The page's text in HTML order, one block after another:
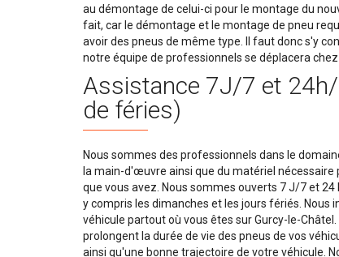
au démontage de celui-ci pour le montage du
fait, car le démontage et le montage de pneu
avoir des pneus de même type. Il faut donc s'y
notre équipe de professionnels se déplacera
Assistance 7J/7 et
de féries)
Nous sommes des professionnels dans le
la main-d'œuvre ainsi que du matériel
que vous avez. Nous sommes ouverts 7 J/7 et
y compris les dimanches et les jours fériés. Nous
véhicule partout où vous êtes sur Gurcy-le-
prolongent la durée de vie des pneus de vos
ainsi qu'une bonne trajectoire de votre véhicule.